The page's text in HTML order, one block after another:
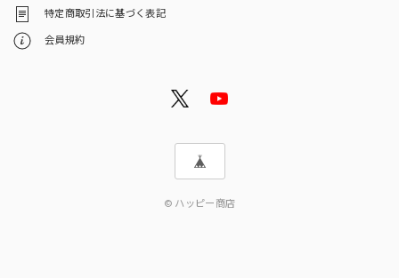
特定商取引法に基づく表記
会員規約
© ハッピー商店